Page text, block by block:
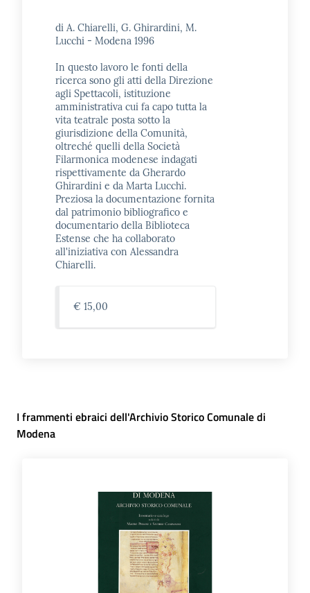
di A. Chiarelli, G. Ghirardini, M.
Lucchi - Modena 1996
In questo lavoro le fonti della
ricerca sono gli atti della Direzione
agli Spettacoli, istituzione
amministrativa cui fa capo tutta la
vita teatrale posta sotto la
giurisdizione della Comunità,
oltreché quelli della Società
Filarmonica modenese indagati
rispettivamente da Gherardo
Ghirardini e da Marta Lucchi.
Preziosa la documentazione fornita
dal patrimonio bibliografico e
documentario della Biblioteca
Estense che ha collaborato
all'iniziativa con Alessandra
Chiarelli.
€ 15,00
I frammenti ebraici dell'Archivio Storico Comunale di
Modena